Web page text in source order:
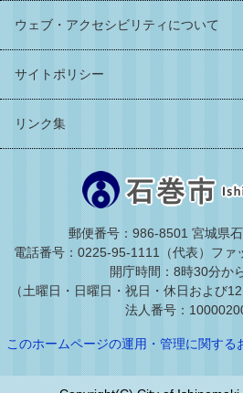
ウェブ・アクセシビリティについて
サイトポリシー
リンク集
郵便番号：986-8501 宮城県
電話番号：0225-95-1111（代表） ファ
開庁時間：8時30分か
（土曜日・日曜日・祝日・休日および
法人番号：
このホームページの運用・管理に関す